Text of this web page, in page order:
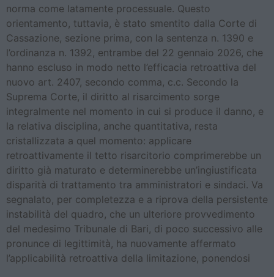
norma come latamente processuale. Questo
orientamento, tuttavia, è stato smentito dalla Corte di
Cassazione, sezione prima, con la sentenza n. 1390 e
l’ordinanza n. 1392, entrambe del 22 gennaio 2026, che
hanno escluso in modo netto l’efficacia retroattiva del
nuovo art. 2407, secondo comma, c.c. Secondo la
Suprema Corte, il diritto al risarcimento sorge
integralmente nel momento in cui si produce il danno, e
la relativa disciplina, anche quantitativa, resta
cristallizzata a quel momento: applicare
retroattivamente il tetto risarcitorio comprimerebbe un
diritto già maturato e determinerebbe un’ingiustificata
disparità di trattamento tra amministratori e sindaci. Va
segnalato, per completezza e a riprova della persistente
instabilità del quadro, che un ulteriore provvedimento
del medesimo Tribunale di Bari, di poco successivo alle
pronunce di legittimità, ha nuovamente affermato
l’applicabilità retroattiva della limitazione, ponendosi